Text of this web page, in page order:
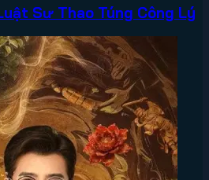
Sư Thao Túng Công Lý